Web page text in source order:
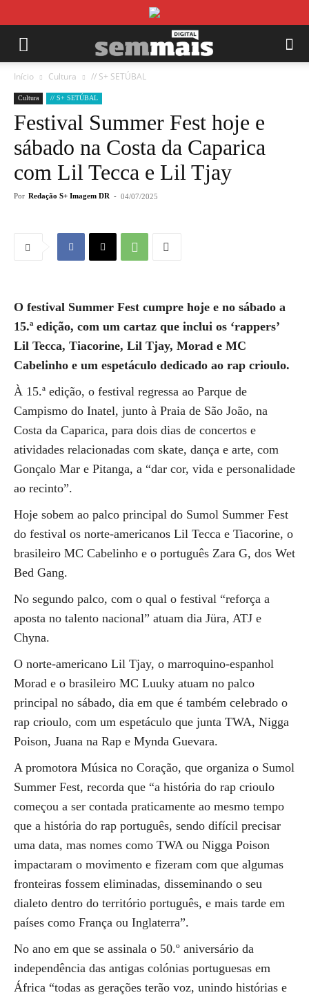
Início Cultura // S+ SETÚBAL
Cultura // S+ SETÚBAL
Festival Summer Fest hoje e
sábado na Costa da Caparica
com Lil Tecca e Lil Tjay
Por Redação S+ Imagem DR - 04/07/2025
O festival Summer Fest cumpre hoje e no sábado a
15.ª edição, com um cartaz que inclui os ‘rappers’
Lil Tecca, Tiacorine, Lil Tjay, Morad e MC
Cabelinho e um espetáculo dedicado ao rap crioulo.
À 15.ª edição, o festival regressa ao Parque de
Campismo do Inatel, junto à Praia de São João, na
Costa da Caparica, para dois dias de concertos e
atividades relacionadas com skate, dança e arte, com
Gonçalo Mar e Pitanga, a “dar cor, vida e personalidade
ao recinto”.
Hoje sobem ao palco principal do Sumol Summer Fest
do festival os norte-americanos Lil Tecca e Tiacorine, o
brasileiro MC Cabelinho e o português Zara G, dos Wet
Bed Gang.
No segundo palco, com o qual o festival “reforça a
aposta no talento nacional” atuam dia Jüra, ATJ e
Chyna.
O norte-americano Lil Tjay, o marroquino-espanhol
Morad e o brasileiro MC Luuky atuam no palco
principal no sábado, dia em que é também celebrado o
rap crioulo, com um espetáculo que junta TWA, Nigga
Poison, Juana na Rap e Mynda Guevara.
A promotora Música no Coração, que organiza o Sumol
Summer Fest, recorda que “a história do rap crioulo
começou a ser contada praticamente ao mesmo tempo
que a história do rap português, sendo difícil precisar
uma data, mas nomes como TWA ou Nigga Poison
impactaram o movimento e fizeram com que algumas
fronteiras fossem eliminadas, disseminando o seu
dialeto dentro do território português, e mais tarde em
países como França ou Inglaterra”.
No ano em que se assinala o 50.º aniversário da
independência das antigas colónias portuguesas em
África “todas as gerações terão voz, unindo histórias e